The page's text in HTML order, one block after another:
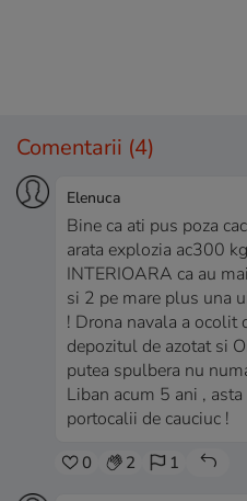
Comentarii (4)
Elenuca
Bine ca ati pus poza
arata explozia ac300
INTERIOARA ca au
si 2 pe mare plus una
! Drona navala a ocolit
depozitul de azotat si
putea spulbera nu
Liban acum 5 ani ,
portocalii de cauciuc !
0 2 1